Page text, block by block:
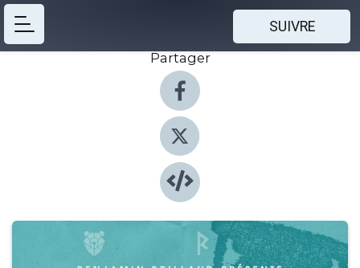
SUIVRE
Partager